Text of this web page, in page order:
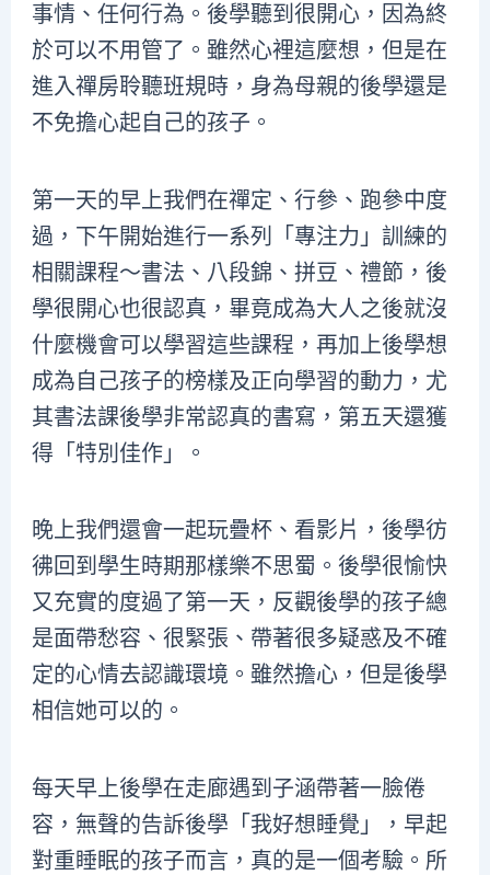
事情、任何行為。後學聽到很開心，因為終
於可以不用管了。雖然心裡這麼想，但是在
進入禪房聆聽班規時，身為母親的後學還是
不免擔心起自己的孩子。
第一天的早上我們在禪定、行參、跑參中度
過，下午開始進行一系列「專注力」訓練的
相關課程～書法、八段錦、拼豆、禮節，後
學很開心也很認真，畢竟成為大人之後就沒
什麼機會可以學習這些課程，再加上後學想
成為自己孩子的榜樣及正向學習的動力，尤
其書法課後學非常認真的書寫，第五天還獲
得「特別佳作」。
晚上我們還會一起玩疊杯、看影片，後學彷
彿回到學生時期那樣樂不思蜀。後學很愉快
又充實的度過了第一天，反觀後學的孩子總
是面帶愁容、很緊張、帶著很多疑惑及不確
定的心情去認識環境。雖然擔心，但是後學
相信她可以的。
每天早上後學在走廊遇到子涵帶著一臉倦
容，無聲的告訴後學「我好想睡覺」，早起
對重睡眠的孩子而言，真的是一個考驗。所